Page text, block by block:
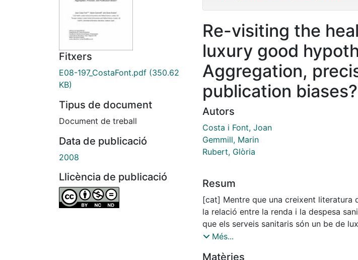
Fitxers
E08-197_CostaFont.pdf (350.62
KB)
Tipus de document
Document de treball
Data de publicació
2008
Llicència de publicació
Re-visiting the
luxury good
Aggregation,
publication biases?
Autors
Costa i Font, Joan
Gemmill, Marin
Rubert, Glòria
Resum
[cat] Mentre que una creixent literatura
la relació entre la renda i la despesa
que els serveis sanitaris són un be de
renda superior a la unitat), aquesta
Més...
Matèries